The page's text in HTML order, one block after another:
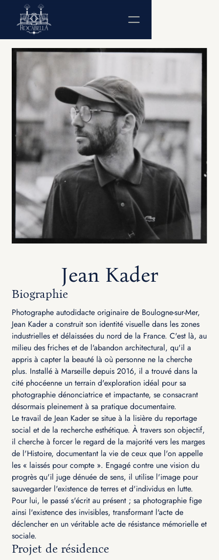
Jean Kader
Biographie
Photographe autodidacte originaire de Boulogne-sur-Mer,
Jean Kader a construit son identité visuelle dans les zones
industrielles et délaissées du nord de la France. C'est là, au
milieu des friches et de l'abandon architectural, qu'il a
appris à capter la beauté là où personne ne la cherche
plus. Installé à Marseille depuis 2016, il a trouvé dans la
cité phocéenne un terrain d'exploration idéal pour sa
photographie dénonciatrice et impactante, se consacrant
désormais pleinement à sa pratique documentaire.
Le travail de Jean Kader se situe à la lisière du reportage
social et de la recherche esthétique. À travers son objectif,
il cherche à forcer le regard de la majorité vers les marges
de l'Histoire, documentant la vie de ceux que l'on appelle
les « laissés pour compte ». Engagé contre une vision du
progrès qu'il juge dénuée de sens, il utilise l'image pour
sauvegarder l'existence de terres et d'individus en lutte.
Pour lui, le passé s'écrit au présent ; sa photographie fige
ainsi l'existence des invisibles, transformant l'acte de
déclencher en un véritable acte de résistance mémorielle et
sociale.
Projet de résidence